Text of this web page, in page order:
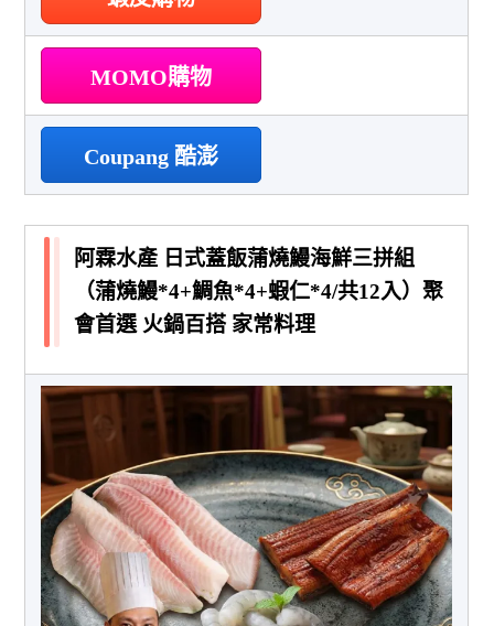
MOMO購物
Coupang 酷澎
阿霖水產 日式蓋飯蒲燒鰻海鮮三拼組
（蒲燒鰻*4+鯛魚*4+蝦仁*4/共12入）聚
會首選 火鍋百搭 家常料理